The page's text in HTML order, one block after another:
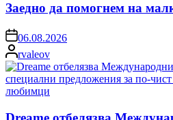
Заедно да помогнем на
on06.08.2026
Posted
by
rvaleov